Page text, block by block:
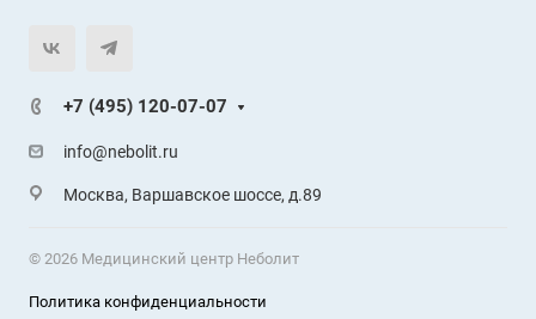
+7 (495) 120-07-07
info@nebolit.ru
Москва, Варшавское шоссе, д.89
© 2026 Медицинский центр Неболит
Политика конфиденциальности